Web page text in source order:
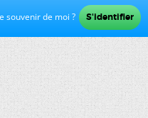
souvenir de moi ?